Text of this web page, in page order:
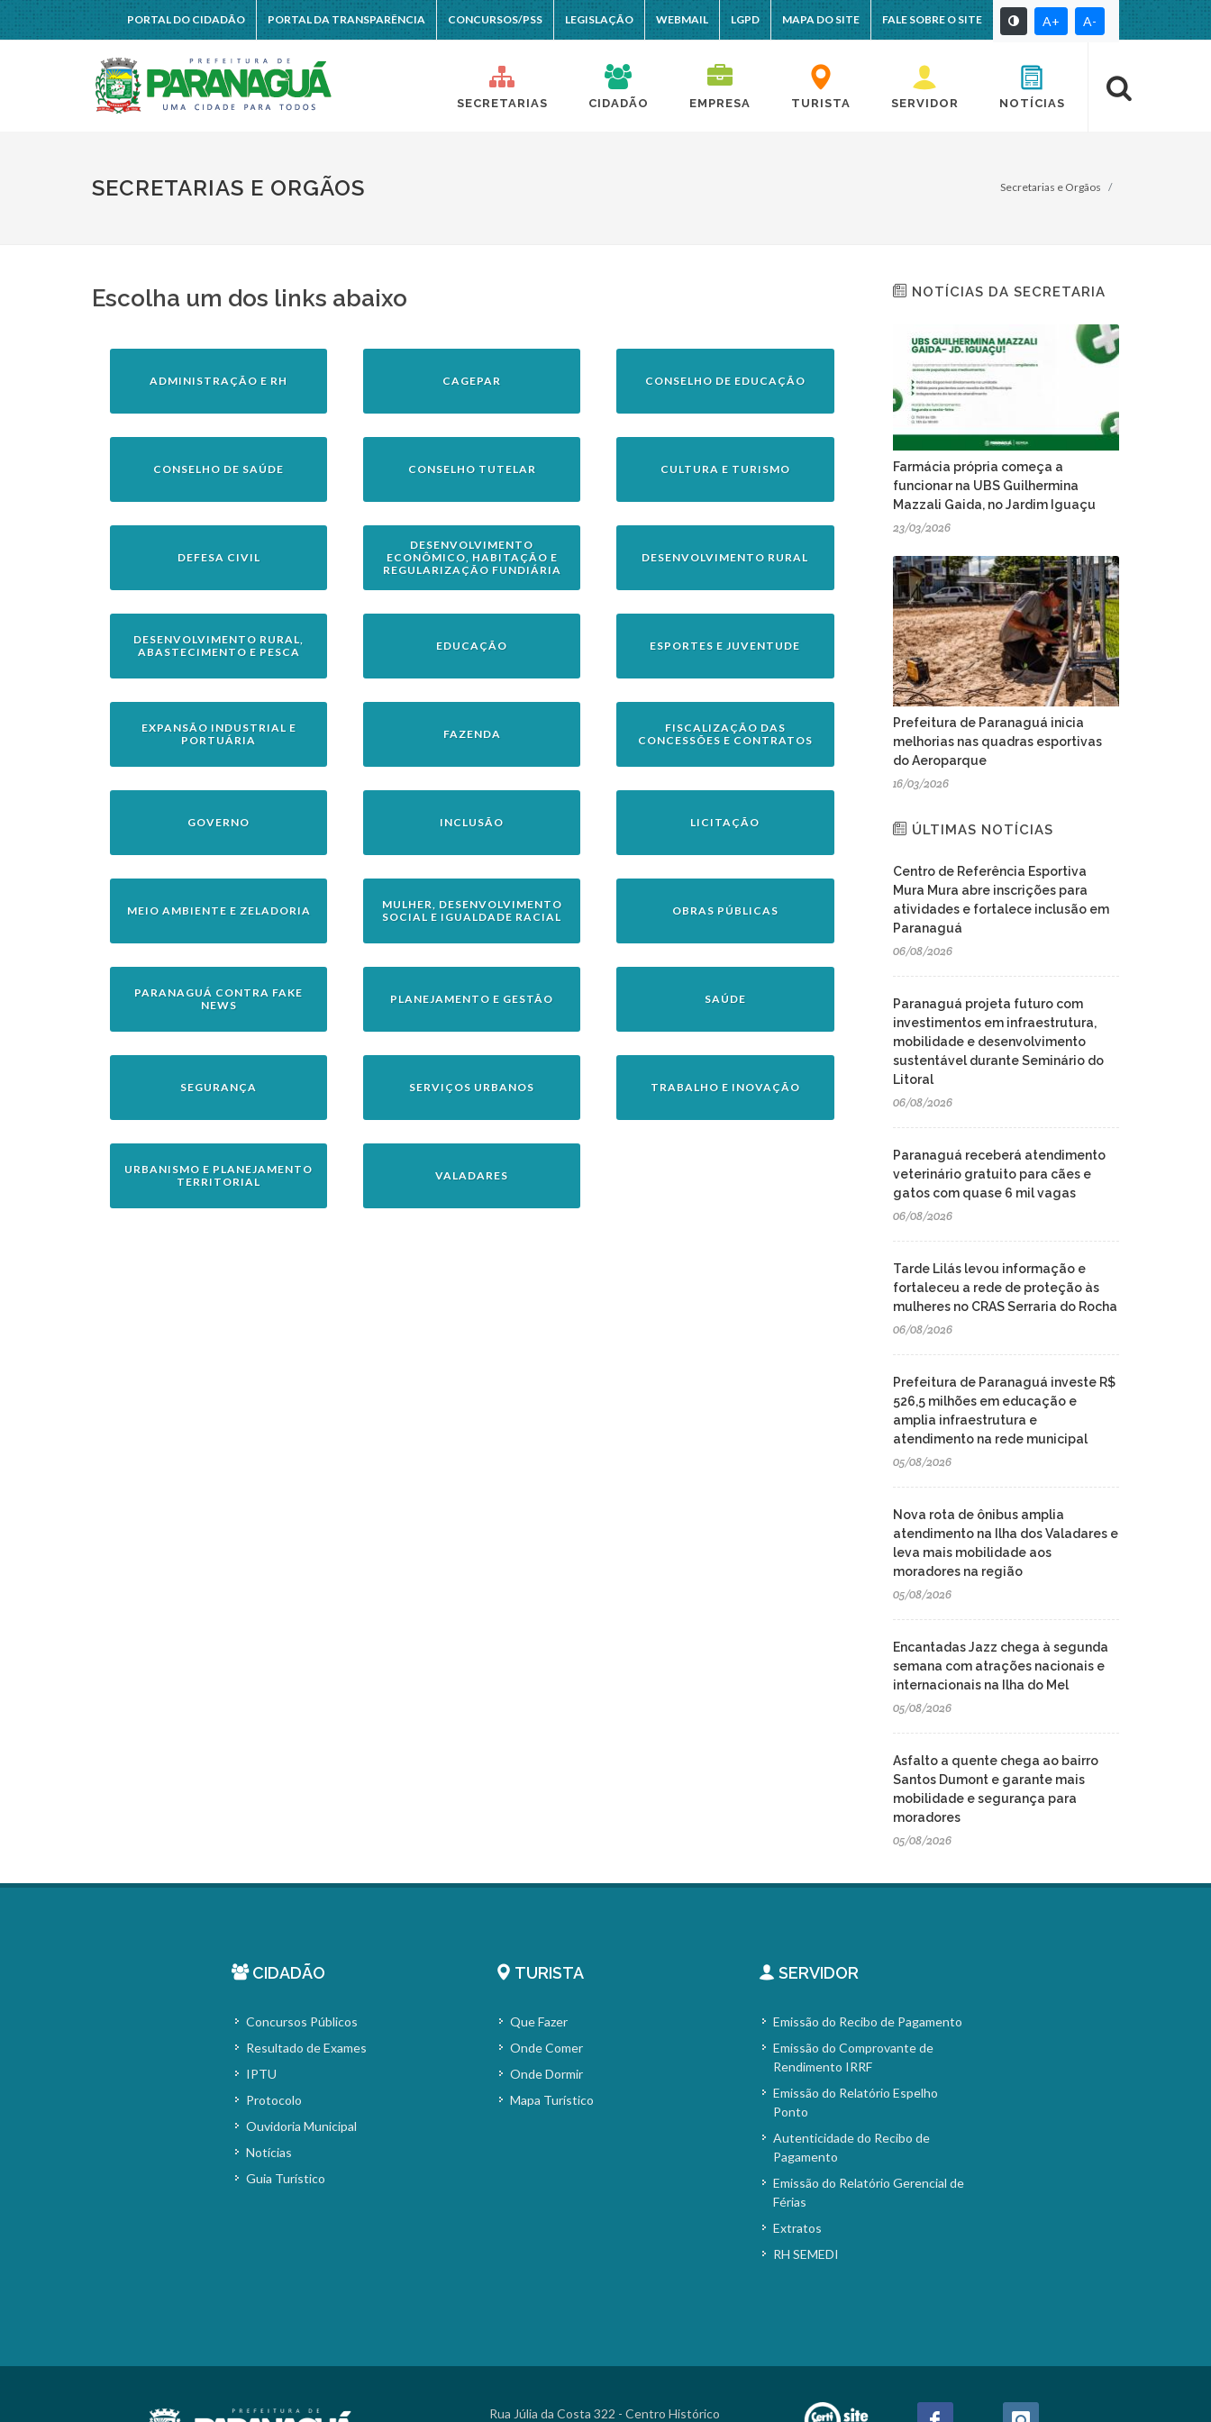
PORTAL DO CIDADÃO PORTAL DA TRANSPARÊNCIA CONCURSOS/PSS LEGISLAÇÃO WEBMAIL LGPD MAPA DO SITE FALE SOBRE O SITE A+ A-
SECRETARIAS CIDADÃO EMPRESA TURISTA SERVIDOR NOTÍCIAS
SECRETARIAS E ORGÃOS Secretarias e Orgãos
Escolha um dos links abaixo
ADMINISTRAÇÃO E RH CAGEPAR CONSELHO DE EDUCAÇÃO
CONSELHO DE SAÚDE CONSELHO TUTELAR CULTURA E TURISMO
DEFESA CIVIL
DESENVOLVIMENTO
ECONÔMICO, HABITAÇÃO E
REGULARIZAÇÃO FUNDIÁRIA
DESENVOLVIMENTO RURAL
DESENVOLVIMENTO RURAL,
ABASTECIMENTO E PESCA
EDUCAÇÃO ESPORTES E JUVENTUDE
EXPANSÃO INDUSTRIAL E
PORTUÁRIA
FAZENDA
FISCALIZAÇÃO DAS
CONCESSÕES E CONTRATOS
GOVERNO INCLUSÃO LICITAÇÃO
MEIO AMBIENTE E ZELADORIA
MULHER, DESENVOLVIMENTO
SOCIAL E IGUALDADE RACIAL
OBRAS PÚBLICAS
PARANAGUÁ CONTRA FAKE
NEWS
PLANEJAMENTO E GESTÃO SAÚDE
SEGURANÇA SERVIÇOS URBANOS TRABALHO E INOVAÇÃO
URBANISMO E PLANEJAMENTO
TERRITORIAL
VALADARES
NOTÍCIAS DA SECRETARIA
Farmácia própria começa a
funcionar na UBS Guilhermina
Mazzali Gaida, no Jardim Iguaçu
23/03/2026
Prefeitura de Paranaguá inicia
melhorias nas quadras esportivas
do Aeroparque
16/03/2026
ÚLTIMAS NOTÍCIAS
Centro de Referência Esportiva
Mura Mura abre inscrições para
atividades e fortalece inclusão em
Paranaguá
06/08/2026
Paranaguá projeta futuro com
investimentos em infraestrutura,
mobilidade e desenvolvimento
sustentável durante Seminário do
Litoral
06/08/2026
Paranaguá receberá atendimento
veterinário gratuito para cães e
gatos com quase 6 mil vagas
06/08/2026
Tarde Lilás levou informação e
fortaleceu a rede de proteção às
mulheres no CRAS Serraria do Rocha
06/08/2026
Prefeitura de Paranaguá investe R$
526,5 milhões em educação e
amplia infraestrutura e
atendimento na rede municipal
05/08/2026
Nova rota de ônibus amplia
atendimento na Ilha dos Valadares e
leva mais mobilidade aos
moradores na região
05/08/2026
Encantadas Jazz chega à segunda
semana com atrações nacionais e
internacionais na Ilha do Mel
05/08/2026
Asfalto a quente chega ao bairro
Santos Dumont e garante mais
mobilidade e segurança para
moradores
05/08/2026
CIDADÃO
Concursos Públicos
Resultado de Exames
IPTU
Protocolo
Ouvidoria Municipal
Notícias
Guia Turístico
TURISTA
Que Fazer
Onde Comer
Onde Dormir
Mapa Turístico
SERVIDOR
Emissão do Recibo de Pagamento
Emissão do Comprovante de
Rendimento IRRF
Emissão do Relatório Espelho
Ponto
Autenticidade do Recibo de
Pagamento
Emissão do Relatório Gerencial de
Férias
Extratos
RH SEMEDI
Rua Júlia da Costa 322 - Centro Histórico